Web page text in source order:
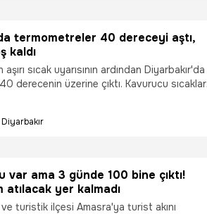
termometreler 40 dereceyi aştı,
kaldı
sıcak uyarısının ardından Diyarbakır'da
40 derecenin üzerine çıktı. Kavurucu sıcaklar
Diyarbakır
var ama 3 günde 100 bine çıktı!
atılacak yer kalmadı
ve turistik ilçesi Amasra'ya turist akını